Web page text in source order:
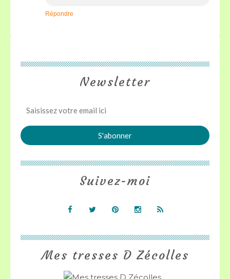
Répondre
Newsletter
Mes tresses D Zécolles
Suivez-moi